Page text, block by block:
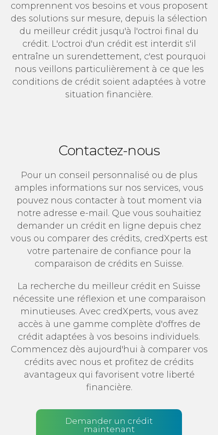
comprennent vos besoins et vous proposent
des solutions sur mesure, depuis la sélection
du meilleur crédit jusqu'à l'octroi final du
crédit. L'octroi d'un crédit est interdit s'il
entraîne un surendettement, c'est pourquoi
nous veillons particulièrement à ce que les
conditions de crédit soient adaptées à votre
situation financière.
Contactez-nous
Pour un conseil personnalisé ou de plus
amples informations sur nos services, vous
pouvez nous contacter à tout moment via
notre adresse e-mail. Que vous souhaitiez
demander un crédit en ligne depuis chez
vous ou comparer des crédits, credXperts est
votre partenaire de confiance pour la
comparaison de crédits en Suisse.
La recherche du meilleur crédit en Suisse
nécessite une réflexion et une comparaison
minutieuses. Avec credXperts, vous avez
accès à une gamme complète d'offres de
crédit adaptées à vos besoins individuels.
Commencez dès aujourd'hui à comparer vos
crédits avec nous et profitez de crédits
avantageux qui favorisent votre liberté
financière.
Demander un crédit
maintenant